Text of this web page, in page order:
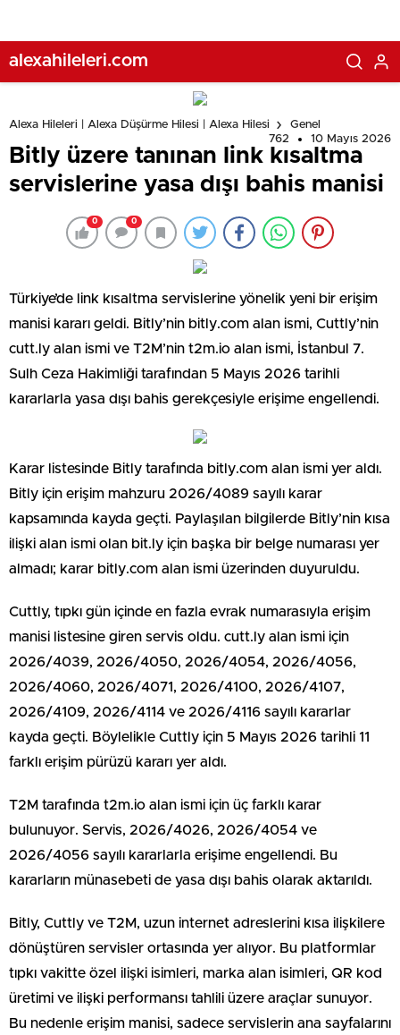
alexahileleri.com
Alexa Hileleri | Alexa Düşürme Hilesi | Alexa Hilesi
Genel
762
10 Mayıs 2026
Bitly üzere tanınan link kısaltma
servislerine yasa dışı bahis manisi
0 0
Türkiye’de link kısaltma servislerine yönelik yeni bir erişim
manisi kararı geldi. Bitly’nin bitly.com alan ismi, Cuttly’nin
cutt.ly alan ismi ve T2M’nin t2m.io alan ismi, İstanbul 7.
Sulh Ceza Hakimliği tarafından 5 Mayıs 2026 tarihli
kararlarla yasa dışı bahis gerekçesiyle erişime engellendi.
Karar listesinde Bitly tarafında bitly.com alan ismi yer aldı.
Bitly için erişim mahzuru 2026/4089 sayılı karar
kapsamında kayda geçti. Paylaşılan bilgilerde Bitly’nin kısa
ilişki alan ismi olan bit.ly için başka bir belge numarası yer
almadı; karar bitly.com alan ismi üzerinden duyuruldu.
Cuttly, tıpkı gün içinde en fazla evrak numarasıyla erişim
manisi listesine giren servis oldu. cutt.ly alan ismi için
2026/4039, 2026/4050, 2026/4054, 2026/4056,
2026/4060, 2026/4071, 2026/4100, 2026/4107,
2026/4109, 2026/4114 ve 2026/4116 sayılı kararlar
kayda geçti. Böylelikle Cuttly için 5 Mayıs 2026 tarihli 11
farklı erişim pürüzü kararı yer aldı.
T2M tarafında t2m.io alan ismi için üç farklı karar
bulunuyor. Servis, 2026/4026, 2026/4054 ve
2026/4056 sayılı kararlarla erişime engellendi. Bu
kararların münasebeti de yasa dışı bahis olarak aktarıldı.
Bitly, Cuttly ve T2M, uzun internet adreslerini kısa ilişkilere
dönüştüren servisler ortasında yer alıyor. Bu platformlar
tıpkı vakitte özel ilişki isimleri, marka alan isimleri, QR kod
üretimi ve ilişki performansı tahlili üzere araçlar sunuyor.
Bu nedenle erişim manisi, sadece servislerin ana sayfalarını